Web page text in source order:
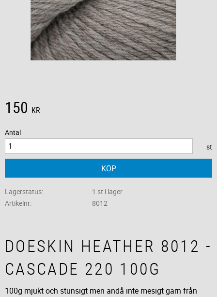
150 KR
Antal
st
KÖP
Lagerstatus
1 st i lager
Artikelnr
8012
DOESKIN HEATHER 8012 -
CASCADE 220 100G
100g mjukt och stunsigt men ändå inte mesigt garn från